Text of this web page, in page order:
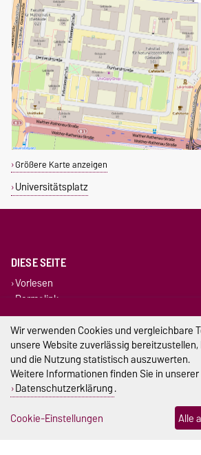
Größere Karte anzeigen
Universitätsplatz
DIESE SEITE
Vorlesen
Permalink
Impressum
Datenschutz
Cookie-Einstellungen
Wir verwenden Cookies und vergleichbare
unsere Website zuverlässig
und die Nutzung statistisch auszuwerten.
Weitere Informationen finden Sie in unserer
Datenschutzerklärung.
Cookie-Einstellungen
Alle